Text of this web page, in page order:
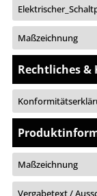
Maßzeichnung
Rechtliches
Maßzeichnung
Vergabetext /